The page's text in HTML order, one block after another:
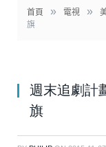
首頁 » 電視 »
旗
週末追劇計
旗